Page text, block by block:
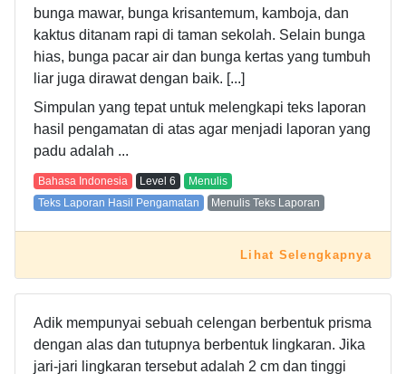
bunga mawar, bunga krisantemum, kamboja, dan
kaktus ditanam rapi di taman sekolah. Selain bunga
hias, bunga pacar air dan bunga kertas yang tumbuh
liar juga dirawat dengan baik. [...]
Simpulan yang tepat untuk melengkapi teks laporan
hasil pengamatan di atas agar menjadi laporan yang
padu adalah ...
Bahasa Indonesia Level 6
Menulis
Teks Laporan Hasil Pengamatan
Menulis Teks Laporan
Lihat Selengkapnya
Adik mempunyai sebuah celengan berbentuk prisma
dengan alas dan tutupnya berbentuk lingkaran. Jika
jari-jari lingkaran tersebut adalah 2 cm dan tinggi